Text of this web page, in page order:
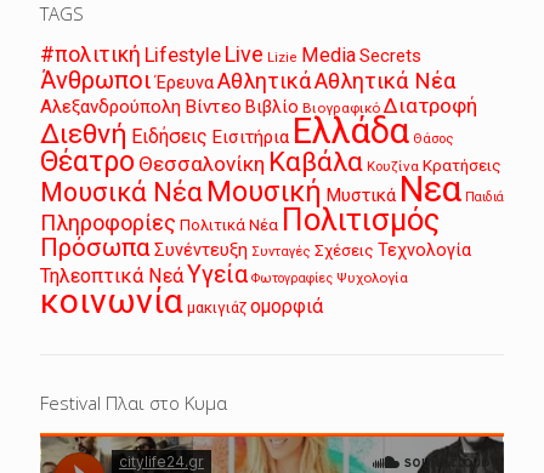
TAGS
#πολιτική Lifestyle Live Lizie MediaSecrets
Άνθρωποι ΈρευναΑθλητικάΑθλητικά Νέα
Αλεξανδρούπολη Βίντεο Βιβλίο Βιογραφικό Διατροφή
Διεθνή Ειδήσεις Εισιτήρια Ελλάδα Θάσος
Θέατρο Θεσσαλονίκη Καβάλα Κουζίνα Κρατήσεις
Μουσικά Νέα Μουσική Μυστικά Νεα Παιδιά
Πληροφορίες Πολιτικά Νέα Πολιτισμός
ΠρόσωπαΣυνέντευξη Συνταγές Σχέσεις Τεχνολογία
Τηλεοπτικά ΝεάΥγεία Φωτογραφίες Ψυχολογία
κοινωνία μακιγιάζ ομορφιά
Festival Πλαι στο Κυμα